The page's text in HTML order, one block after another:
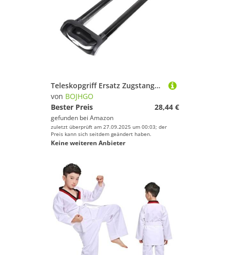
Teleskopgriff Ersatz Zugstange for Gepäck Koffer Trolley Breite Anwendung Reise für Trolleys(Type 1)
von BOJHGO
Bester Preis
28,44 €
gefunden bei Amazon
zuletzt überprüft am 27.09.2025 um 00:03; der
Preis kann sich seitdem geändert haben.
Keine weiteren Anbieter